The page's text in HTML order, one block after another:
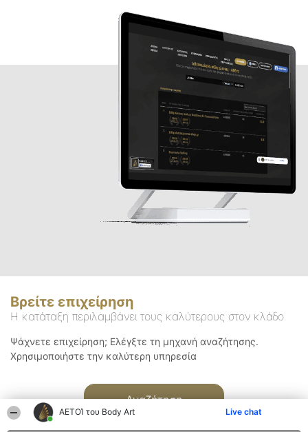
ΑΕΤΟΊ του Body Art Live chat
Βρείτε επιχείρηση
Η κατάταξη περιλαμβάνει τους καλύτερους στον κλάδο
Ψάχνετε επιχείρηση; Ελέγξτε τη μηχανή αναζήτησης.
Χρησιμοποιήστε την καλύτερη υπηρεσία
Αναζήτηση